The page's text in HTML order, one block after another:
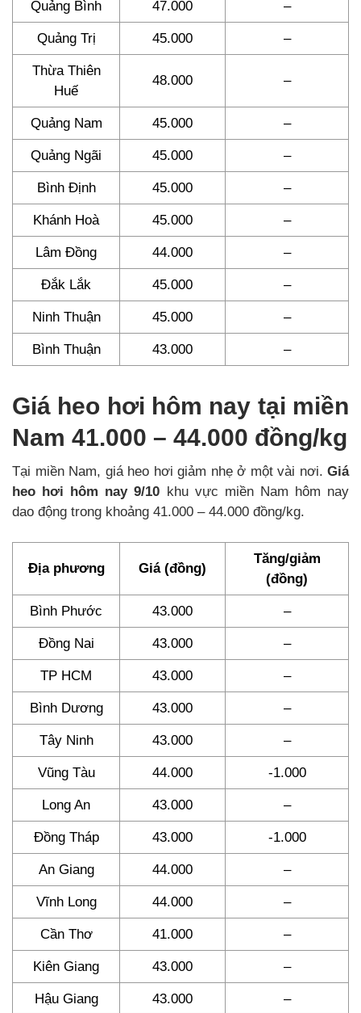
Quảng Bình 47.000 –
Quảng Trị 45.000 –
Thừa Thiên
Huế
48.000 –
Quảng Nam 45.000 –
Quảng Ngãi 45.000 –
Bình Định 45.000 –
Khánh Hoà 45.000 –
Lâm Đồng 44.000 –
Đắk Lắk 45.000 –
Ninh Thuận 45.000 –
Bình Thuận 43.000 –
Giá heo hơi hôm nay tại miền
Nam 41.000 – 44.000 đồng/kg
Tại miền Nam, giá heo hơi giảm nhẹ ở một vài nơi. Giá
heo hơi hôm nay 9/10 khu vực miền Nam hôm nay
dao động trong khoảng 41.000 – 44.000 đồng/kg.
Địa phương Giá (đồng)
Tăng/giảm
(đồng)
Bình Phước 43.000 –
Đồng Nai 43.000 –
TP HCM 43.000 –
Bình Dương 43.000 –
Tây Ninh 43.000 –
Vũng Tàu 44.000 -1.000
Long An 43.000 –
Đồng Tháp 43.000 -1.000
An Giang 44.000 –
Vĩnh Long 44.000 –
Cần Thơ 41.000 –
Kiên Giang 43.000 –
Hậu Giang 43.000 –